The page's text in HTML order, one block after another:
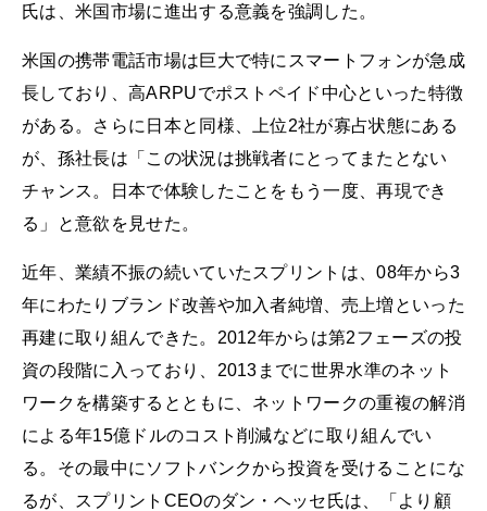
氏は、米国市場に進出する意義を強調した。
米国の携帯電話市場は巨大で特にスマートフォンが急成
長しており、高ARPUでポストペイド中心といった特徴
がある。さらに日本と同様、上位2社が寡占状態にある
が、孫社長は「この状況は挑戦者にとってまたとない
チャンス。日本で体験したことをもう一度、再現でき
る」と意欲を見せた。
近年、業績不振の続いていたスプリントは、08年から3
年にわたりブランド改善や加入者純増、売上増といった
再建に取り組んできた。2012年からは第2フェーズの投
資の段階に入っており、2013までに世界水準のネット
ワークを構築するとともに、ネットワークの重複の解消
による年15億ドルのコスト削減などに取り組んでい
る。その最中にソフトバンクから投資を受けることにな
るが、スプリントCEOのダン・ヘッセ氏は、「より顧